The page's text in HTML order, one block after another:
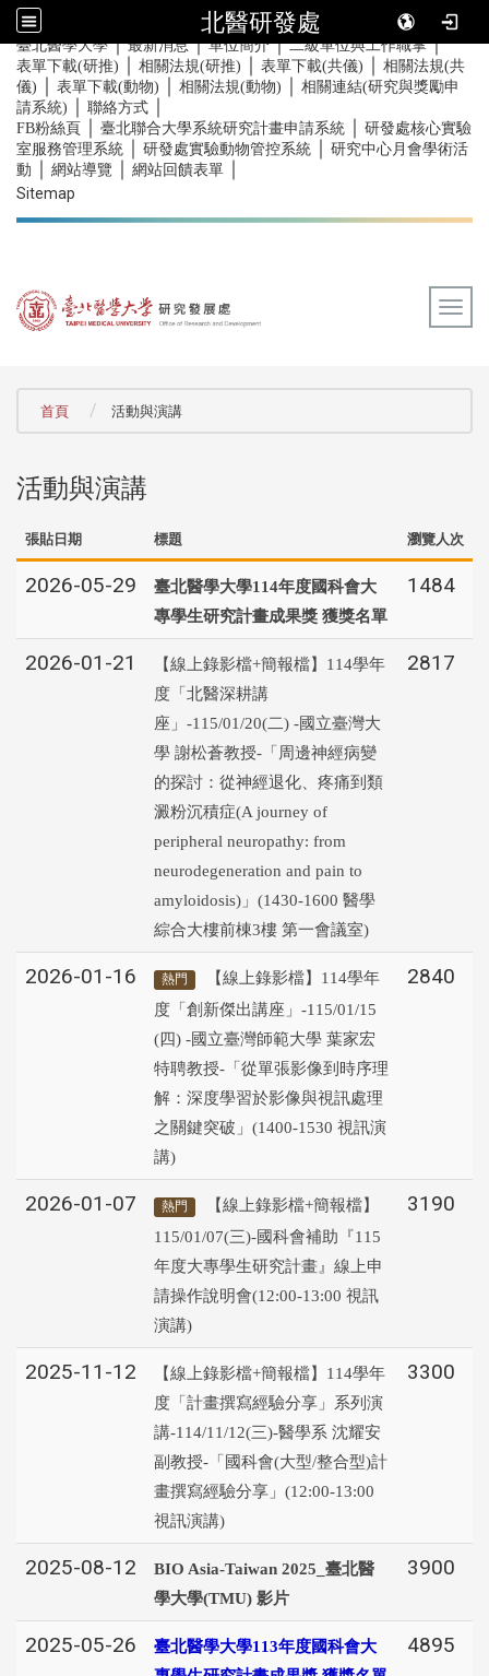
北醫研發處
::: 臺北醫學大學｜最新消息｜單位簡介｜二級單位與工作職掌｜
表單下載(研推) 相關法規(研推) 表單下載(共儀)
相關法規(共
儀)
表單下載(動物) 相關法規(動物)
相關連結(研究與獎勵申
請系統)
聯絡方式
FB粉絲頁 臺北聯合大學系統研究計畫申請系統
研發處核心實驗
室服務管理系統
研發處實驗動物管控系統
研究中心月會學術活
動
網站導覽 網站回饋表單
Sitemap
首頁 活動與演講
活動與演講
張貼日期 標題 瀏覽人次
2026-05-29
臺北醫學大學114年度國科會大
專學生研究計畫成果獎 獲獎名單
1484
2026-01-21
【線上錄影檔+簡報檔】114學年
度「北醫深耕講
座」-115/01/20(二) -國立臺灣大
學 謝松蒼教授-「周邊神經病變
的探討：從神經退化、疼痛到類
澱粉沉積症(A journey of
peripheral neuropathy: from
neurodegeneration and pain to
amyloidosis)」(1430-1600 醫學
綜合大樓前棟3樓 第一會議室)
2817
2026-01-16 熱門
【線上錄影檔】114學年
度「創新傑出講座」-115/01/15
(四) -國立臺灣師範大學 葉家宏
特聘教授-「從單張影像到時序理
解：深度學習於影像與視訊處理
之關鍵突破」(1400-1530 視訊演
講)
2840
2026-01-07 熱門
【線上錄影檔+簡報檔】
115/01/07(三)-國科會補助『115
年度大專學生研究計畫』線上申
請操作說明會(12:00-13:00 視訊
演講)
3190
2025-11-12
【線上錄影檔+簡報檔】114學年
度「計畫撰寫經驗分享」系列演
講-114/11/12(三)-醫學系 沈耀安
副教授-「國科會(大型/整合型)計
畫撰寫經驗分享」(12:00-13:00
視訊演講)
3300
2025-08-12
BIO Asia-Taiwan 2025_臺北醫
學大學(TMU) 影片
3900
2025-05-26
臺北醫學大學113年度國科會大
4895